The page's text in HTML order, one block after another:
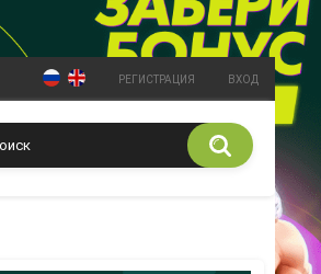
РЕГИСТРАЦИЯ ВХОД